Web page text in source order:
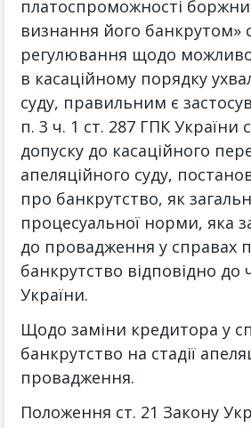
платоспроможності
визнання його банкрутом»
регулювання щодо
в касаційному порядку
суду, правильним є
п. 3 ч. 1 ст. 287 ГПК України
допуску до касаційного
апеляційного суду,
про банкрутство, як
процесуальної норми, яка
до провадження у справах
банкрутство відповідно до
України.
Щодо заміни кредитора у
банкрутство на стадії
провадження.
Положення ст. 21 Закону